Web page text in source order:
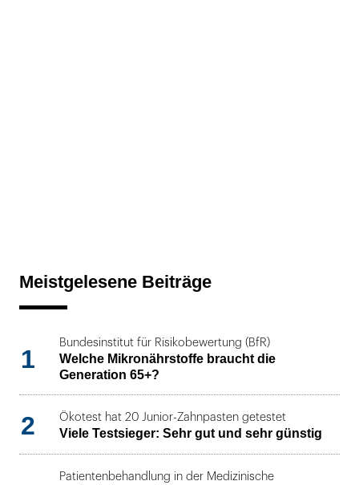
Meistgelesene Beiträge
1
Bundesinstitut für Risikobewertung (BfR)
Welche Mikronährstoffe braucht die
Generation 65+?
2 Ökotest hat 20 Junior-Zahnpasten getestet
Viele Testsieger: Sehr gut und sehr günstig
Patientenbehandlung in der Medizinische